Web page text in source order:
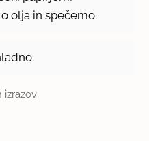
olja in spečemo.
izrazov